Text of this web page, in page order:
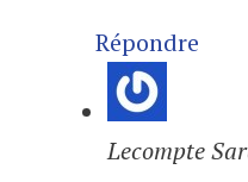
Répondre
Lecompte